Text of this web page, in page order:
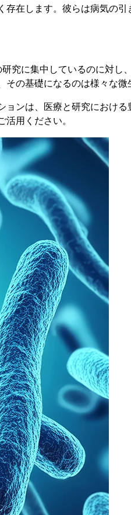
在します。彼らは病気の
究に集中しているのに対し
の基礎になるのは様々な微
ンは、医療と研究におけ
用ください。